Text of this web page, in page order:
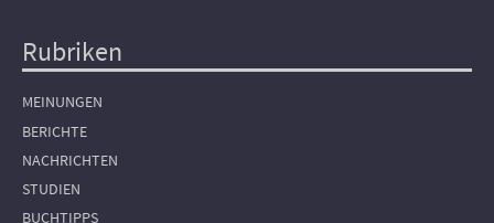
Hauptnavigation
Rubriken
MEINUNGEN
BERICHTE
NACHRICHTEN
STUDIEN
BUCHTIPPS